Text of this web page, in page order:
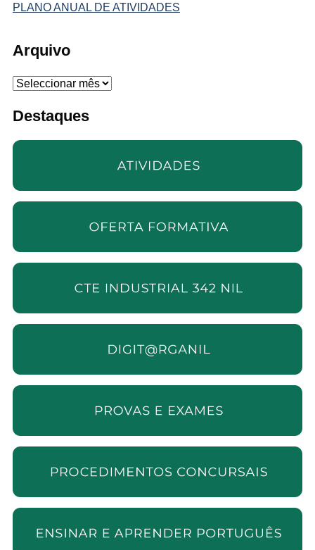
PLANO ANUAL DE ATIVIDADES
Arquivo
Arquivo
Destaques